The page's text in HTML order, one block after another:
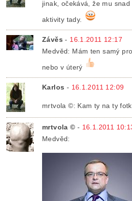
jinak, očekává, že mu
aktivity tady.
Závěs - 16.1.2011 12:17
Medvěd: Mám ten samý
nebo v úterý
Karlos - 16.1.2011 12:09
mrtvola ©: Kam ty na ty
mrtvola © - 16.1.2011
Medvěd: